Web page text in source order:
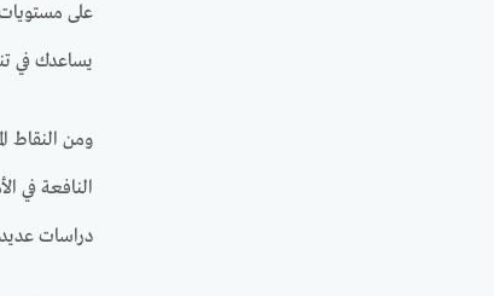
على
يساعدك في
ومن النقاط
النافعة في
دراسات